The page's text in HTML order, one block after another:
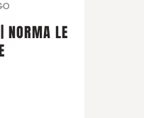
NORMA LE